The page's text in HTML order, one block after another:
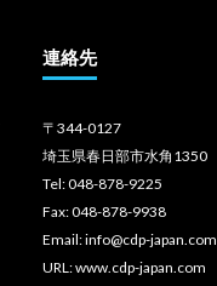
連絡先
〒344-0127
埼玉県春日部市水角1350
Tel: 048-878-9225
Fax: 048-878-9938
Email: info@cdp-japan.com
URL: www.cdp-japan.com